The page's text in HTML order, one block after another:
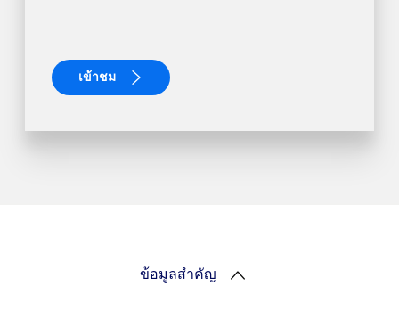
เข้าชม
ข้อมูลสำคัญ